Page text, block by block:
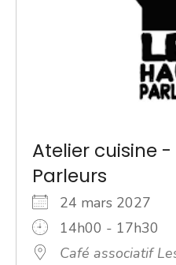
Atelier cuisine -
Parleurs
24 mars 2027
14h00 - 17h30
Café associatif